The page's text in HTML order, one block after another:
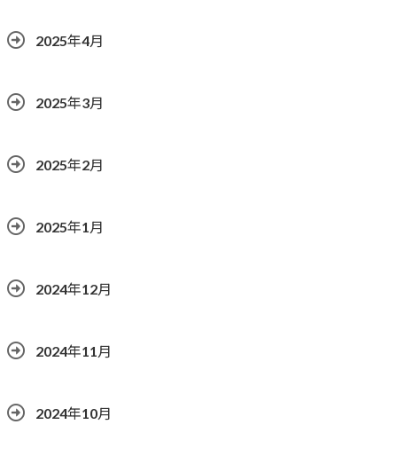
2025年4月
2025年3月
2025年2月
2025年1月
2024年12月
2024年11月
2024年10月